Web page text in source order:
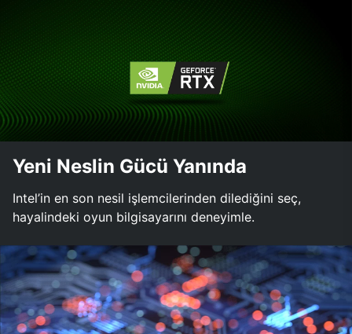
Yeni Neslin Gücü Yanında
Intel’in en son nesil işlemcilerinden dilediğini seç,
hayalindeki oyun bilgisayarını deneyimle.